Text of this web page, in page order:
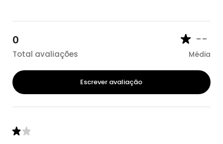
0
Total avaliações
--
Média
Escrever avaliação